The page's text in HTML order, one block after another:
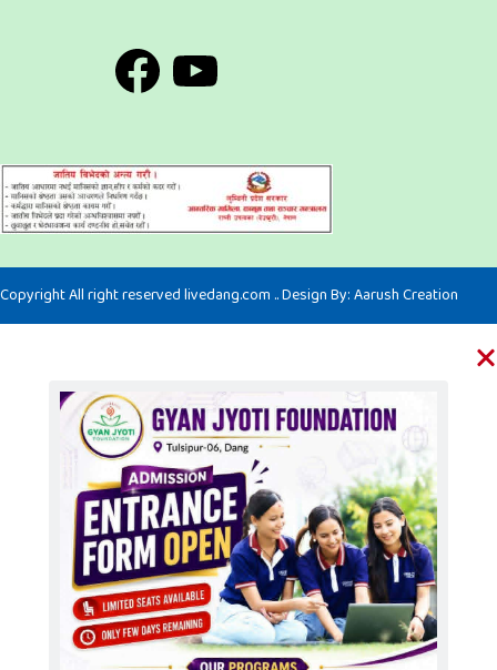
Facebook
YouTube
Copyright All right reserved livedang.com .. Design By:Aarush Creation